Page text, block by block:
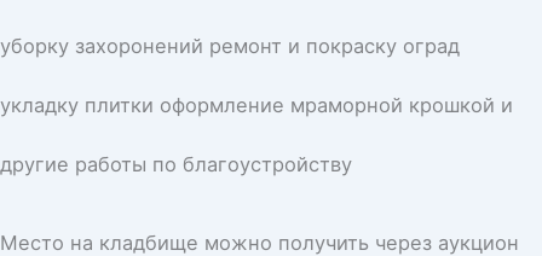
уборку захоронений ремонт и покраску оград
укладку плитки оформление мраморной крошкой и
другие работы по благоустройству
Место на кладбище можно получить через аукцион